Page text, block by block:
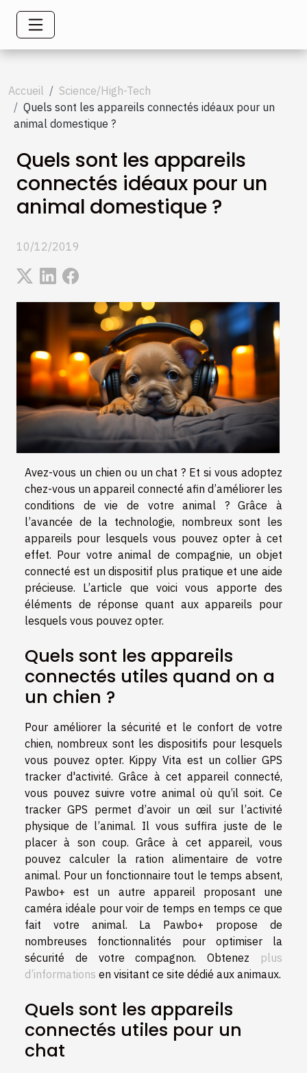
Accueil
Science/High-Tech
Quels sont les appareils connectés idéaux pour un
animal domestique ?
Quels sont les appareils
connectés idéaux pour un
animal domestique ?
10/12/2019
Avez-vous un chien ou un chat ? Et si vous adoptez
chez-vous un appareil connecté afin d’améliorer les
conditions de vie de votre animal ? Grâce à
l’avancée de la technologie, nombreux sont les
appareils pour lesquels vous pouvez opter à cet
effet. Pour votre animal de compagnie, un objet
connecté est un dispositif plus pratique et une aide
précieuse. L’article que voici vous apporte des
éléments de réponse quant aux appareils pour
lesquels vous pouvez opter.
Quels sont les appareils
connectés utiles quand on a
un chien ?
Pour améliorer la sécurité et le confort de votre
chien, nombreux sont les dispositifs pour lesquels
vous pouvez opter. Kippy Vita est un collier GPS
tracker d'activité. Grâce à cet appareil connecté,
vous pouvez suivre votre animal où qu’il soit. Ce
tracker GPS permet d’avoir un œil sur l’activité
physique de l’animal. Il vous suffira juste de le
placer à son coup. Grâce à cet appareil, vous
pouvez calculer la ration alimentaire de votre
animal. Pour un fonctionnaire tout le temps absent,
Pawbo+ est un autre appareil proposant une
caméra idéale pour voir de temps en temps ce que
fait votre animal. La Pawbo+ propose de
nombreuses fonctionnalités pour optimiser la
sécurité de votre compagnon. Obtenez plus
d’informations en visitant ce site dédié aux animaux.
Quels sont les appareils
connectés utiles pour un
chat